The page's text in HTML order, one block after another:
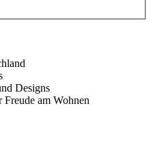
Designs
am Wohnen